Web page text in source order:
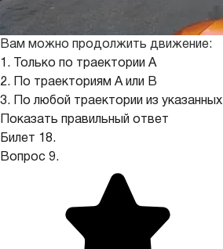
Вам можно продолжить движение:
1. Только по траектории А
2. По траекториям А или В
3. По любой траектории из указанных
Показать правильный ответ
Билет 18.
Вопрос 9.